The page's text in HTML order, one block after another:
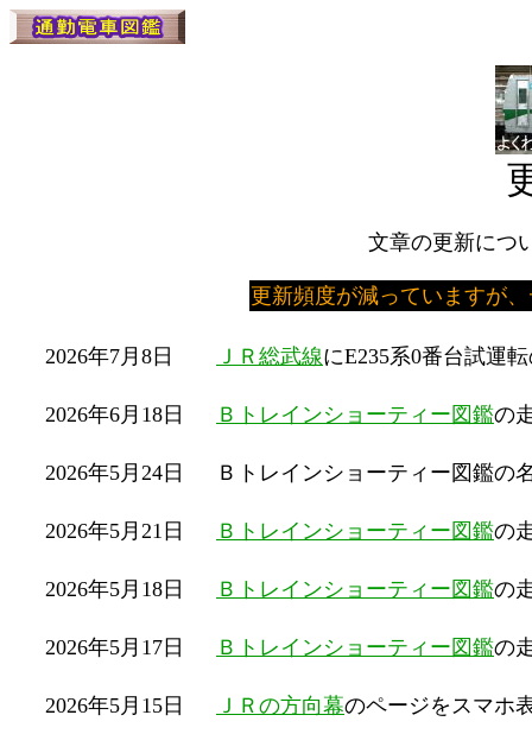
文章の更新につ
更新頻度が減っていますが
2026年7月8日 ＪＲ総武線にE235系0番台試運
2026年6月18日 Ｂトレインショーティー図鑑の
2026年5月24日 Ｂトレインショーティー図鑑の
2026年5月21日 Ｂトレインショーティー図鑑の
2026年5月18日 Ｂトレインショーティー図鑑の
2026年5月17日 Ｂトレインショーティー図鑑の
2026年5月15日 ＪＲの方向幕のページをスマホ